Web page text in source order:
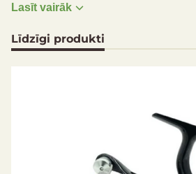
Model: WF3000
Line capacity m/mm: 260/
Retrieve per crank: 80 cm
Lasīt vairāk
Līdzīgi produkti